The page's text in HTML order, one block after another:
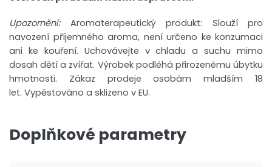
Upozornění: Aromaterapeutický produkt: Slouží pro
navození příjemného aroma, není určeno ke konzumaci
ani ke kouření. Uchovávejte v chladu a suchu mimo
dosah dětí a zvířat. Výrobek podléhá přirozenému úbytku
hmotnosti.
Zákaz prodeje osobám mladším 18
let. Vypěstováno a sklizeno v EU.
Doplňkové parametry